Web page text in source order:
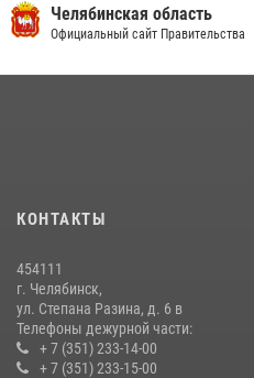
13 июля 2026, 03:02 5
28 июля 2026, 10:38
Челябинская область
Официальный сайт Правительства
КОНТАКТЫ
454111
г. Челябинск,
ул. Степана Разина, д. 6 в
Телефоны дежурной части:
+ 7 (351) 233-14-00
+ 7 (351) 233-15-00